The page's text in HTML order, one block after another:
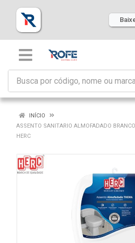
INÍCIO
ASSENTO SANITARIO ALMOFADADO
HERC